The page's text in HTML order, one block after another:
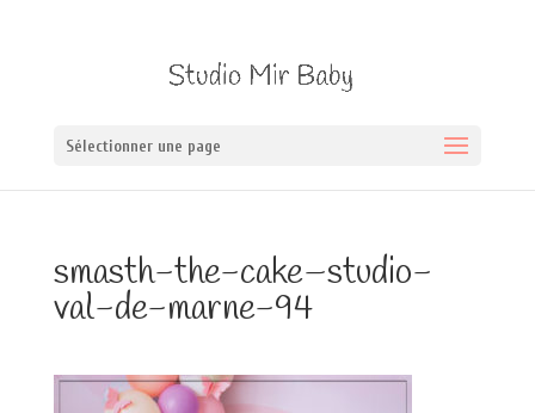
Sélectionner une page
smasth-the-cake–studio-
val-de-marne-94